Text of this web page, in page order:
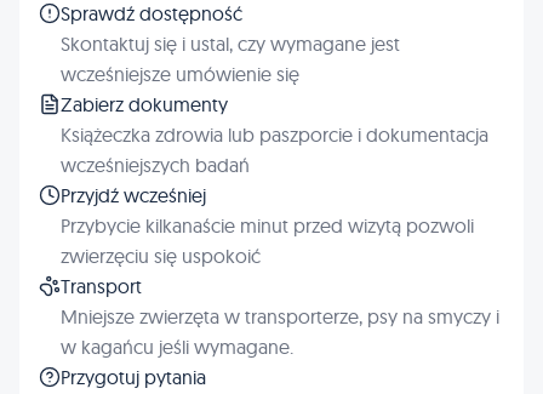
Sprawdź dostępność
Skontaktuj się i ustal, czy wymagane jest
wcześniejsze umówienie się
Zabierz dokumenty
Książeczka zdrowia lub paszporcie i dokumentacja
wcześniejszych badań
Przyjdź wcześniej
Przybycie kilkanaście minut przed wizytą pozwoli
zwierzęciu się uspokoić
Transport
Mniejsze zwierzęta w transporterze, psy na smyczy i
w kagańcu jeśli wymagane.
Przygotuj pytania